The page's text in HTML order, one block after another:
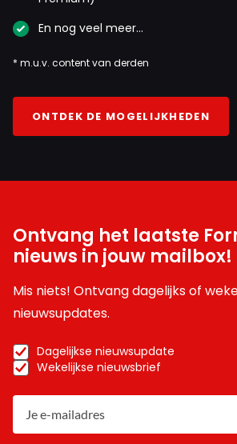
En nog veel meer…
* m.u.v. content van derden
ONTDEK DE MOGELIJKHEDEN
Ontvang het laatste
nieuws in jouw mailbox!
Mis niets! Ontvang dagelijks of
nieuwsupdates.
Dagelijkse nieuwsupdate
Wekelijkse nieuwsbrief